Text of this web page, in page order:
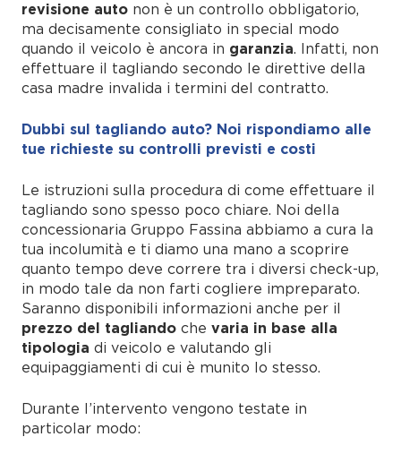
revisione auto non è un controllo obbligatorio,
ma decisamente consigliato in special modo
quando il veicolo è ancora in garanzia. Infatti, non
effettuare il tagliando secondo le direttive della
casa madre invalida i termini del contratto.
Dubbi sul tagliando auto? Noi rispondiamo alle
tue richieste su controlli previsti e costi
Le istruzioni sulla procedura di come effettuare il
tagliando sono spesso poco chiare. Noi della
concessionaria Gruppo Fassina abbiamo a cura la
tua incolumità e ti diamo una mano a scoprire
quanto tempo deve correre tra i diversi check-up,
in modo tale da non farti cogliere impreparato.
Saranno disponibili informazioni anche per il
prezzo del tagliando che varia in base alla
tipologia di veicolo e valutando gli
equipaggiamenti di cui è munito lo stesso.
Durante l’intervento vengono testate in
particolar modo: